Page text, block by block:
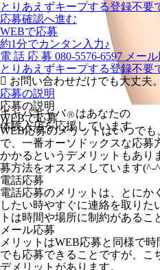
キャバキャバⓇ はあなたの
体験入店を応援しています
とりあえずキープする登録不要
応募確認へ進む
WEBで応募
約1分でカンタン入力♪
電 話 応 募 080-5576-6597 メー
とりあえずキープする登録不要
お問い合わせだけでも大丈夫
応募の説明
応募の説明
WEBで応募
WEB応募のメリットはいつで
で、一番オーソドックスな応募
かかるというデメリットもあり
募方法をオススメしています(^-
電話応募
電話応募のメリットは、とにか
したい時やすぐに連絡を取りた
トは時間や場所に制約があるこ
メール応募
メリットはWEB応募と同様で
でも応募できることですが、こ
デメリットがあります。